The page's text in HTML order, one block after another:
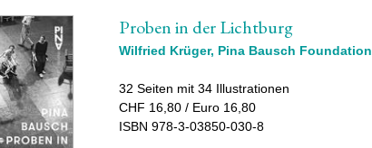
Proben in der Lichtburg
Wilfried Krüger, Pina Bausch Foundation
32 Seiten mit 34 Illustrationen
CHF 16,80 / Euro 16,80
ISBN 978-3-03850-030-8